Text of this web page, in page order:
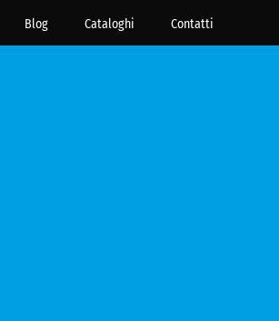
Blog Cataloghi Contatti